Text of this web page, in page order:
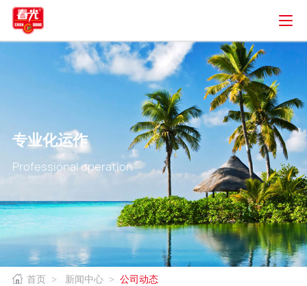
专业化运作
Professional operation
首页 > 新闻中心 > 公司动态